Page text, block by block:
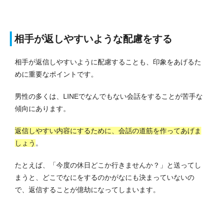
相手が返しやすいような配慮をする
相手が返信しやすいように配慮することも、印象をあげるた
めに重要なポイントです。
男性の多くは、LINEでなんでもない会話をすることが苦手な
傾向にあります。
返信しやすい内容にするために、会話の道筋を作ってあげま
しょう 。
たとえば、「今度の休日どこか行きませんか？」と送ってし
まうと、どこでなにをするのかがなにも決まっていないの
で、返信することが億劫になってしまいます。